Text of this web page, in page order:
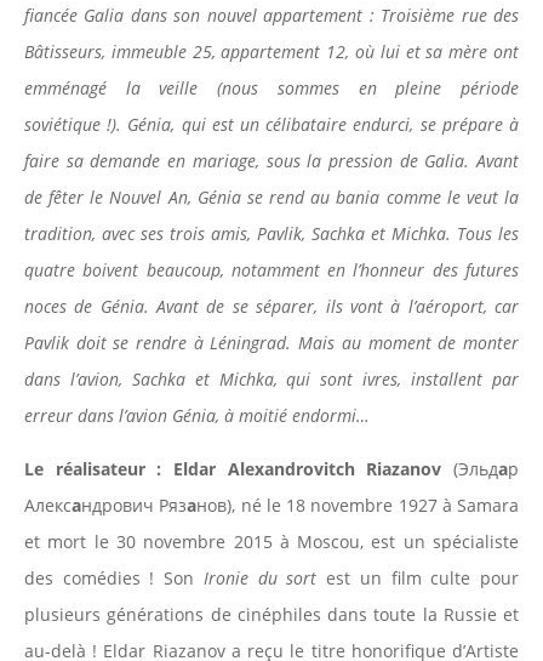
fiancée Galia dans son nouvel appartement : Troisième rue des
Bâtisseurs, immeuble 25, appartement 12, où lui et sa mère ont
emménagé la veille (nous sommes en pleine période
soviétique !). Génia, qui est un célibataire endurci, se prépare à
faire sa demande en mariage, sous la pression de Galia. Avant
de fêter le Nouvel An, Génia se rend aubania comme le veut la
tradition, avec ses trois amis, Pavlik, Sachka et Michka. Tous les
quatre boivent beaucoup, notamment en l’honneur des futures
noces de Génia. Avant de se séparer, ils vont à l’aéroport, car
Pavlik doit se rendre à Léningrad. Mais au moment de monter
dans l’avion, Sachka et Michka, qui sont ivres, installent par
erreur dans l’avion Génia, à moitié endormi…
Le réalisateur : Eldar Alexandrovitch Riazanov (Эльдар
Александрович Рязанов), né le 18 novembre 1927 à Samara
et mort le 30 novembre 2015 à Moscou, est un spécialiste
des comédies ! Son Ironie du sort est un film culte pour
plusieurs générations de cinéphiles dans toute la Russie et
au-delà ! Eldar Riazanov a reçu le titre honorifique d’Artiste